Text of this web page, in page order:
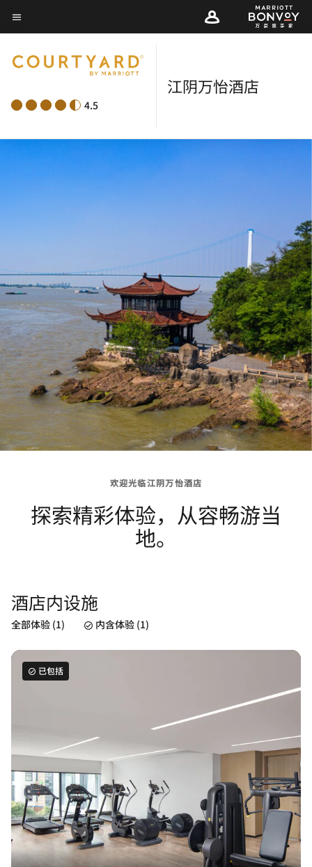
Skip
to
content
菜单文本
4.5
江阴万怡酒店
欢迎光临江阴万怡酒店
探索精彩体验，从容畅游当
地。
酒店内设施
全部体验 (1) 内含体验 (1)
已包括